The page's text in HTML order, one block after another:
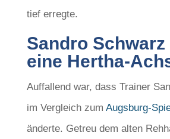
tief erregte.
Sandro Schwarz
eine Hertha-
Auffallend war, dass Trainer
im Vergleich zum Augsburg-
änderte. Getreu dem alten